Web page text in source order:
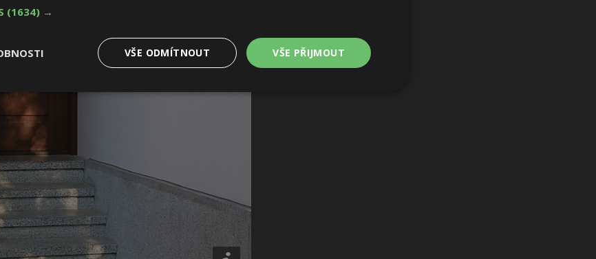
(1634) →
VŠE PŘIJMOUT
VŠE ODMÍTNOUT
Výkonové
soubory
Soubory cílení Funkční soubory
Výkonové soubory Soubory cílení Funkční soubory
umožňují základní funkce webových stránek, jako je přihlášení uživatele a správa účtu.
nutných souborů cookie správně používat.